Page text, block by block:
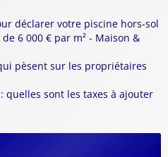
déclarer votre piscine hors-sol
6 000 € par m² - Maison &
pèsent sur les propriétaires
quelles sont les taxes à ajouter